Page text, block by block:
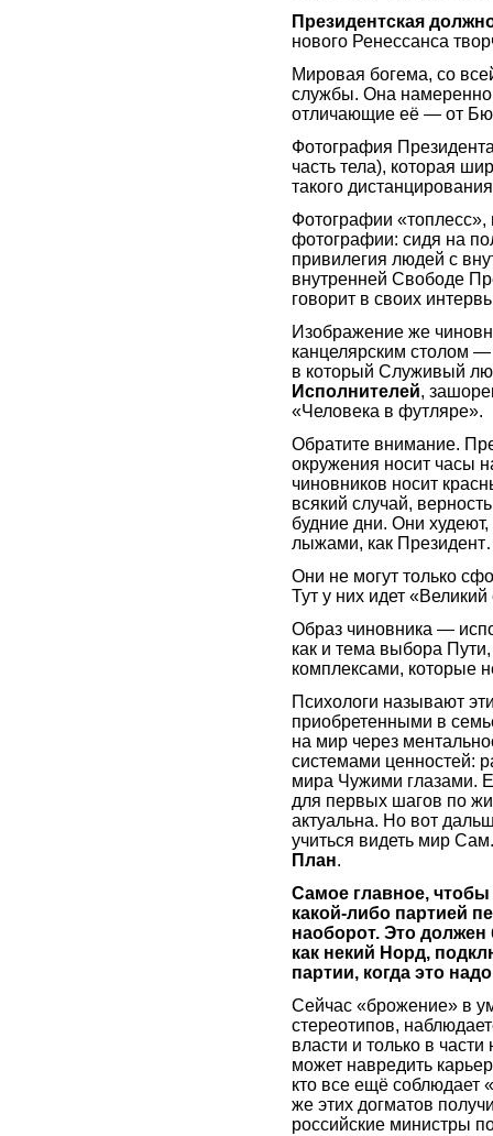
Президентская
нового Ренессанса
Мировая богема, со
службы. Она
отличающие её — от
Фотография
часть тела), которая
такого
Фотографии
фотографии: сидя на
привилегия людей с
внутренней Свободе
говорит в своих
Изображение же
канцелярским столом
в который Служивый
Исполнителей,
«Человека в футляре».
Обратите внимание.
окружения носит часы
чиновников носит
всякий случай,
будние дни. Они
лыжами, как
Они не могут только
Тут у них идет
Образ чиновника —
как и тема выбора
комплексами, которые
Психологи называют
приобретенными в
на мир через
системами ценностей:
мира Чужими глазами.
для первых шагов по
актуальна. Но вот
учиться видеть мир
План.
Самое главное,
какой-либо партией
наоборот. Это
как некий Норд,
партии, когда это надо
Сейчас «брожение» в
стереотипов,
власти и только в
может навредить
кто все ещё
же этих догматов
российские министры